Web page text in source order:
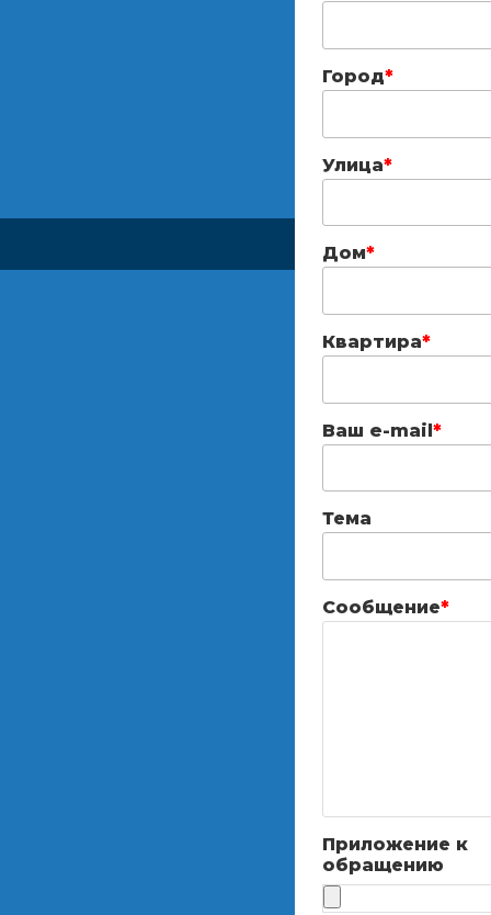
Город*
Улица*
Дом*
Квартира*
Ваш e-mail*
Тема
Сообщение*
Приложение к
обращению